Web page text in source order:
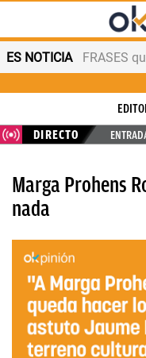
ES NOTICIA FRASES
DIRECTO
Marga Prohens
nada